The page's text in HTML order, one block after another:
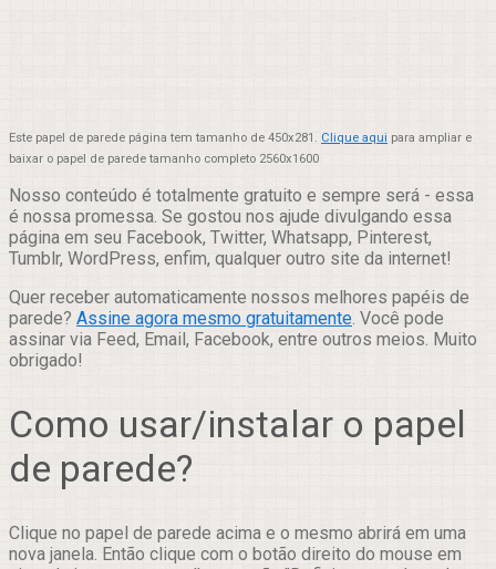
Este papel de parede página tem tamanho de 450x281. Clique aqui para ampliar e
baixar o papel de parede tamanho completo 2560x1600
Nosso conteúdo é totalmente gratuito e sempre será - essa
é nossa promessa. Se gostou nos ajude divulgando essa
página em seu Facebook, Twitter, Whatsapp, Pinterest,
Tumblr, WordPress, enfim, qualquer outro site da internet!
Quer receber automaticamente nossos melhores papéis de
parede? Assine agora mesmo gratuitamente. Você pode
assinar via Feed, Email, Facebook, entre outros meios. Muito
obrigado!
Como usar/instalar o papel
de parede?
Clique no papel de parede acima e o mesmo abrirá em uma
nova janela. Então clique com o botão direito do mouse em